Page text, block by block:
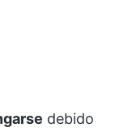
debido